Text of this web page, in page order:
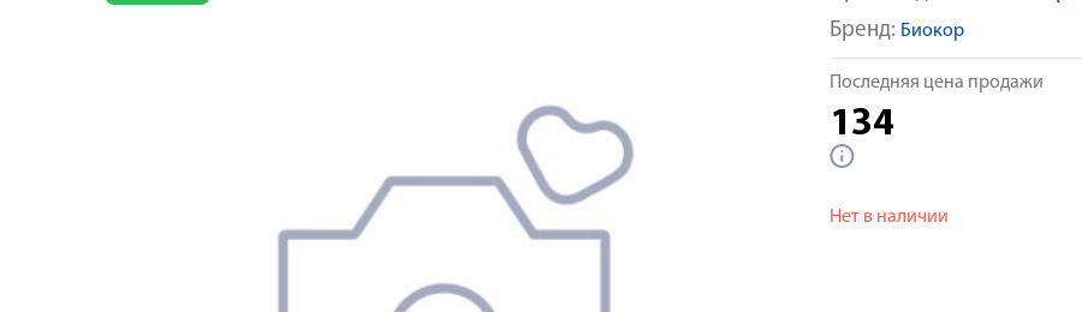
Бренд: Биокор
Последняя цена продажи
134
Нет в наличии